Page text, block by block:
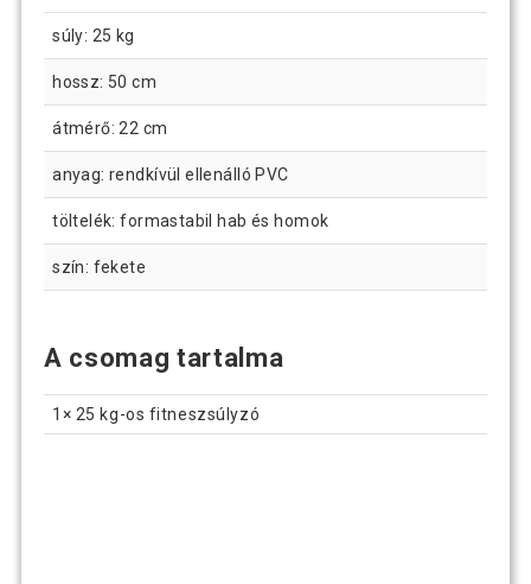
súly: 25 kg
hossz: 50 cm
átmérő: 22 cm
anyag: rendkívül ellenálló PVC
töltelék: formastabil hab és homok
szín: fekete
A csomag tartalma
1× 25 kg-os fitneszsúlyzó